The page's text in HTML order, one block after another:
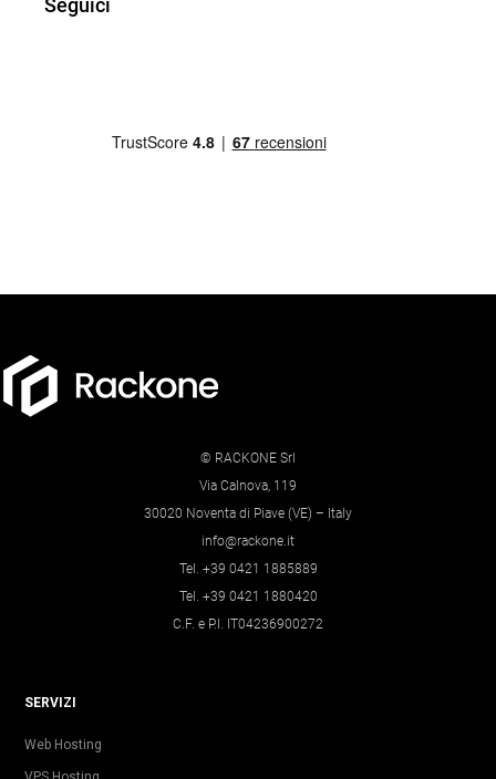
© RACKONE Srl
Via Calnova, 119
30020 Noventa di Piave (VE) – Italy
info@rackone.it
Tel. +39 0421 1885889
Tel. +39 0421 1880420
C.F. e P.I. IT04236900272
SERVIZI
Web Hosting